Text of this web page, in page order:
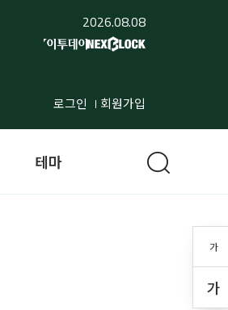
2026.08.08
로그인 회원가입
가
가
테마